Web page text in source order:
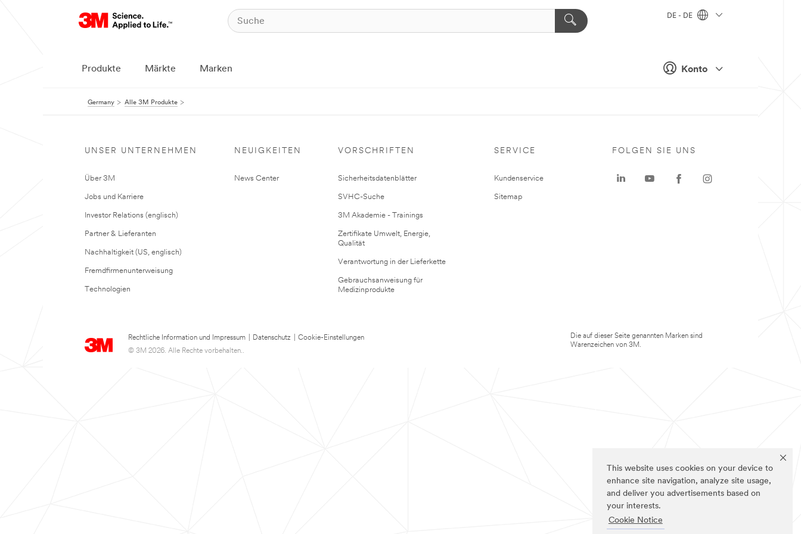
This website uses cookies on your device to
enhance site navigation, analyze site usage,
and deliver you advertisements based on
your interests.
Cookie Notice
Konto
DE - DE
Produkte Märkte Marken
Germany Alle 3M Produkte
UNSER UNTERNEHMEN
Über 3M
Jobs und Karriere
Investor Relations (englisch)
Partner & Lieferanten
Nachhaltigkeit (US, englisch)
Fremdfirmenunterweisung
Technologien
NEUIGKEITEN
News Center
VORSCHRIFTEN
Sicherheitsdatenblätter
SVHC-Suche
3M Akademie - Trainings
Zertifikate Umwelt, Energie,
Qualität
Verantwortung in der Lieferkette
Gebrauchsanweisung für
Medizinprodukte
SERVICE
Kundenservice
Sitemap
Rechtliche Information und Impressum Datenschutz
Cookie-Einstellungen
© 3M 2026. Alle Rechte vorbehalten..
FOLGEN SIE UNS
Die auf dieser Seite genannten Marken sind
Warenzeichen von 3M.